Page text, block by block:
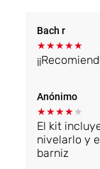
Bach r
★★★★★
Anónimo
★★★★★
El kit
nivelarlo y
barniz